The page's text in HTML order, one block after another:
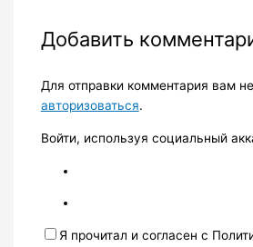
Добавить
Для отправки комментария вам
авторизоваться.
Войти, используя социальный
Я прочитал и согласен с